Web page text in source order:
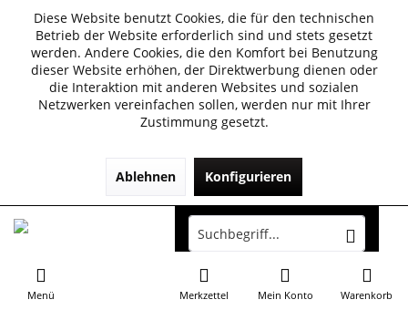
Diese Website benutzt Cookies, die für den technischen
Betrieb der Website erforderlich sind und stets gesetzt
werden. Andere Cookies, die den Komfort bei Benutzung
dieser Website erhöhen, der Direktwerbung dienen oder
die Interaktion mit anderen Websites und sozialen
Netzwerken vereinfachen sollen, werden nur mit Ihrer
Zustimmung gesetzt.
Ablehnen Konfigurieren
Menü Warenkorb
Merkzettel Mein Konto